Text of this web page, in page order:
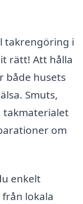
takrengöring i
rätt! Att hålla
både husets
Smuts,
takmaterialet
om
enkelt
lokala